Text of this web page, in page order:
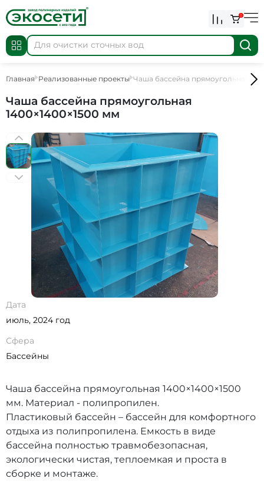
0
Главная Реализованные проекты Чаша бассейна прямоугольная
Чаша бассейна прямоугольная
1400×1400×1500 мм
Дата
июль, 2024 год
Сфера
Бассейны
Чаша бассейна прямоугольная 1400×1400×1500
мм. Материал - полипропилен.
Пластиковый бассейн – бассейн для комфортного
отдыха из полипропилена. Емкость в виде
бассейна полностью травмобезопасная,
экологически чистая, теплоемкая и проста в
сборке и монтаже.